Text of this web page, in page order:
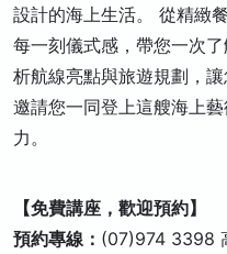
設計的海上生活。 從精緻
每一刻儀式感，帶您一次
析航線亮點與旅遊規劃，
邀請您一同登上這艘海上
力。
【免費講座，歡迎預約】
預約專線： (07)974 3398